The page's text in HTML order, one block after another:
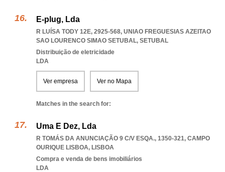
E-plug, Lda
R LUÍSA TODY 12E, 2925-568, UNIAO FREGUESIAS AZEITAO
SAO LOURENCO SIMAO SETUBAL, SETUBAL
Distribuição de eletricidade
LDA
Ver empresa Ver no Mapa
Matches in the search for:
Uma E Dez, Lda
R TOMÁS DA ANUNCIAÇÃO 9 C/V ESQA., 1350-321, CAMPO
OURIQUE LISBOA, LISBOA
Compra e venda de bens imobiliários
LDA